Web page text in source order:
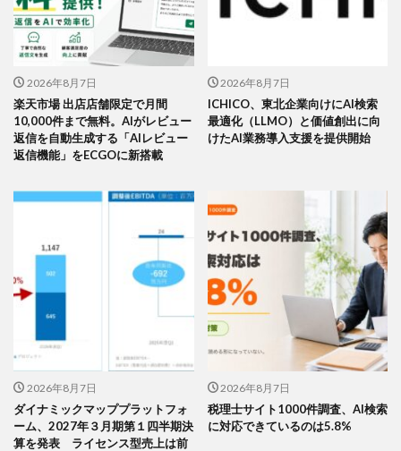
2026年8月7日
楽天市場 出店店舗限定で月間
10,000件まで無料。AIがレビュー
返信を自動生成する「AIレビュー
返信機能」をECGOに新搭載
2026年8月7日
ICHICO、東北企業向けにAI検索
最適化（LLMO）と価値創出に向
けたAI業務導入支援を提供開始
2026年8月7日
ダイナミックマッププラットフォ
ーム、2027年３月期第１四半期決
算を発表 ライセンス型売上は前
2026年8月7日
税理士サイト1000件調査、AI検索
に対応できているのは5.8%